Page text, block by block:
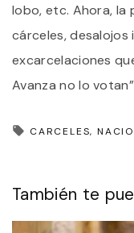
lobo, etc. Ahora, la
cárceles, desalojos
excarcelaciones
Avanza no lo
CARCELES
También te